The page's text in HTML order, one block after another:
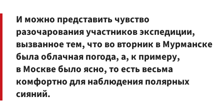
И можно представить чувство
разочарования участников экспедиции,
вызванное тем, что во вторник в Мурманске
была облачная погода, а, к примеру,
в Москве было ясно, то есть весьма
комфортно для наблюдения полярных
сияний.